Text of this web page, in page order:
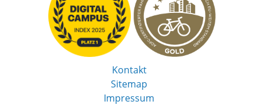
Kontakt
Sitemap
Impressum